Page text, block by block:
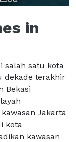
in
salah satu kota
dekade terakhir
Bekasi
Jakarta
kota
kawasan